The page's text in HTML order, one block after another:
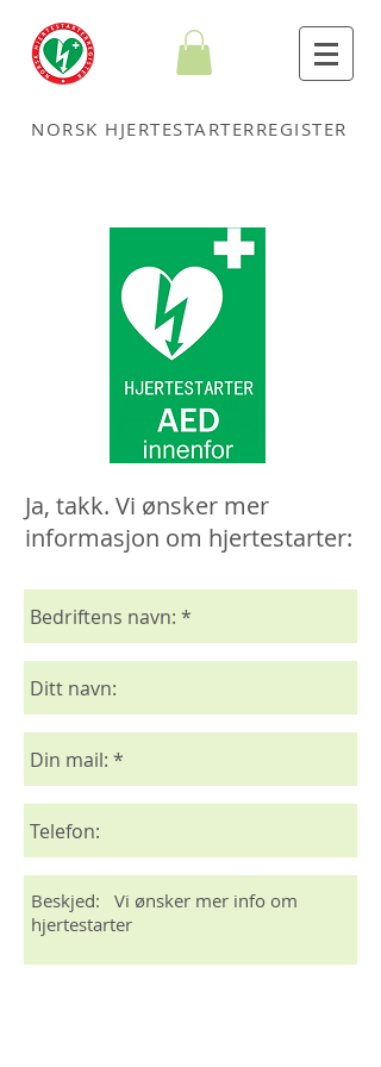
NORSK HJERTESTARTERREGISTER
Ja, takk. Vi ønsker mer
informasjon om hjertestarter: